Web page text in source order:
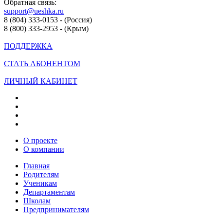
Обратная связь:
support@ueshka.ru
8 (804) 333-0153 - (Россия)
8 (800) 333-2953 - (Крым)
ПОДДЕРЖКА
СТАТЬ АБОНЕНТОМ
ЛИЧНЫЙ КАБИНЕТ
О проекте
О компании
Главная
Родителям
Ученикам
Департаментам
Школам
Предпринимателям